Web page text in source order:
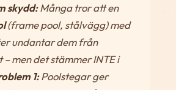
skydd:Många tror att en
(frame pool, stålvägg) med
undantar dem från
men det stämmer INTE i
1:Poolstegar ger